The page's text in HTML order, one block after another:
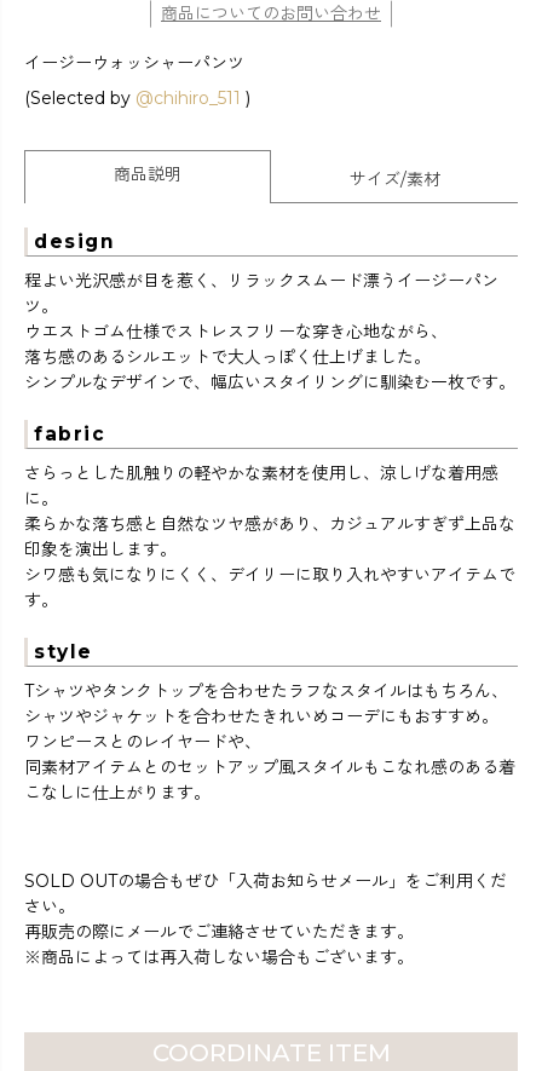
商品についてのお問い合わせ
イージーウォッシャーパンツ
(Selected by @chihiro_511 )
商品説明 サイズ/素材
design
程よい光沢感が目を惹く、リラックスムード漂うイージーパン
ツ。
ウエストゴム仕様でストレスフリーな穿き心地ながら、
落ち感のあるシルエットで大人っぽく仕上げました。
シンプルなデザインで、幅広いスタイリングに馴染む一枚です。
fabric
さらっとした肌触りの軽やかな素材を使用し、涼しげな着用感
に。
柔らかな落ち感と自然なツヤ感があり、カジュアルすぎず上品な
印象を演出します。
シワ感も気になりにくく、デイリーに取り入れやすいアイテムで
す。
style
Tシャツやタンクトップを合わせたラフなスタイルはもちろん、
シャツやジャケットを合わせたきれいめコーデにもおすすめ。
ワンピースとのレイヤードや、
同素材アイテムとのセットアップ風スタイルもこなれ感のある着
こなしに仕上がります。
SOLD OUTの場合もぜひ「入荷お知らせメール」をご利用くだ
さい。
再販売の際にメールでご連絡させていただきます。
※商品によっては再入荷しない場合もございます。
COORDINATE ITEM